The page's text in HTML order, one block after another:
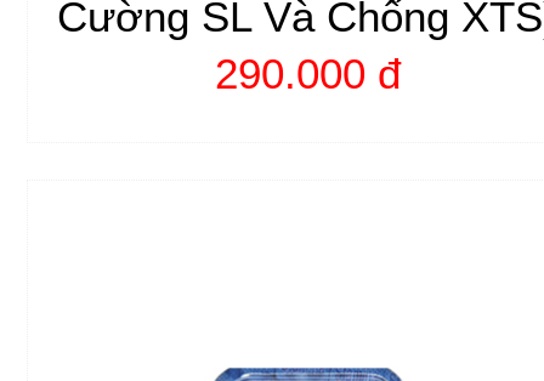
Cường SL Và Chống
290.000 đ